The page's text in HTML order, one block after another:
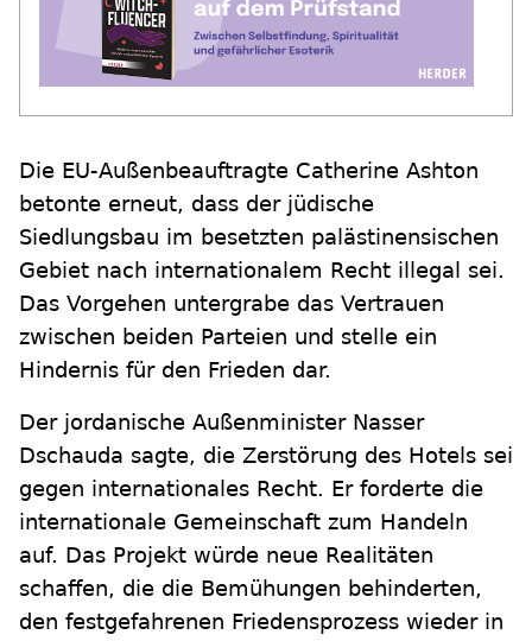
Die EU-Außenbeauftragte Catherine Ashton
betonte erneut, dass der jüdische
Siedlungsbau im besetzten palästinensischen
Gebiet nach internationalem Recht illegal sei.
Das Vorgehen untergrabe das Vertrauen
zwischen beiden Parteien und stelle ein
Hindernis für den Frieden dar.
Der jordanische Außenminister Nasser
Dschauda sagte, die Zerstörung des Hotels sei
gegen internationales Recht. Er forderte die
internationale Gemeinschaft zum Handeln
auf. Das Projekt würde neue Realitäten
schaffen, die die Bemühungen behinderten,
den festgefahrenen Friedensprozess wieder in